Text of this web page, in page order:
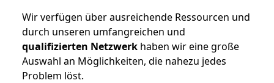
Wir verfügen über ausreichende Ressourcen und
durch unseren umfangreichen und
qualifizierten Netzwerk haben wir eine große
Auswahl an Möglichkeiten, die nahezu jedes
Problem löst.